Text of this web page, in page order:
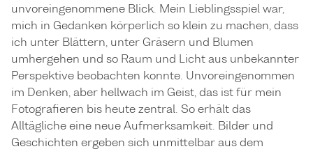
unvoreingenommene Blick. Mein Lieblingsspiel war,
mich in Gedanken körperlich so klein zu machen, dass
ich unter Blättern, unter Gräsern und Blumen
umhergehen und so Raum und Licht aus unbekannter
Perspektive beobachten konnte. Unvoreingenommen
im Denken, aber hellwach im Geist, das ist für mein
Fotografieren bis heute zentral. So erhält das
Alltägliche eine neue Aufmerksamkeit. Bilder und
Geschichten ergeben sich unmittelbar aus dem